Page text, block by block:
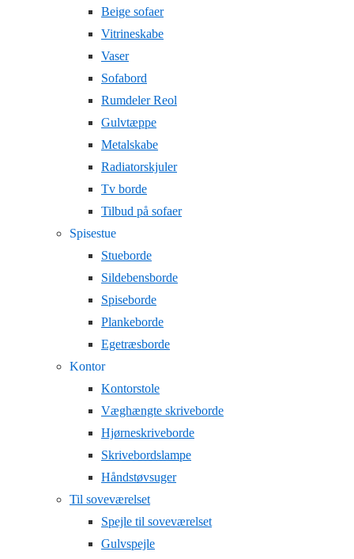
Beige sofaer
Vitrineskabe
Vaser
Sofabord
Rumdeler Reol
Gulvtæppe
Metalskabe
Radiatorskjuler
Tv borde
Tilbud på sofaer
Spisestue
Stueborde
Sildebensborde
Spiseborde
Plankeborde
Egetræsborde
Kontor
Kontorstole
Væghængte skriveborde
Hjørneskriveborde
Skrivebordslampe
Håndstøvsuger
Til soveværelset
Spejle til soveværelset
Gulvspejle